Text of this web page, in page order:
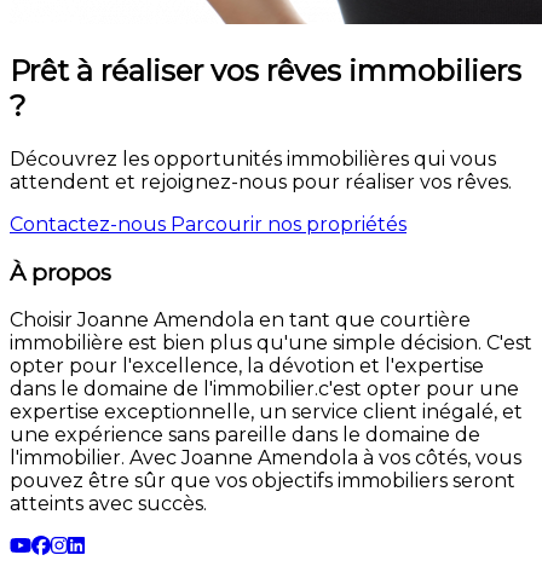
Prêt à réaliser vos rêves immobiliers
?
Découvrez les opportunités immobilières qui vous
attendent et rejoignez-nous pour réaliser vos rêves.
Contactez-nous Parcourir nos propriétés
À propos
Choisir Joanne Amendola en tant que courtière
immobilière est bien plus qu'une simple décision. C'est
opter pour l'excellence, la dévotion et l'expertise
dans le domaine de l'immobilier.c'est opter pour une
expertise exceptionnelle, un service client inégalé, et
une expérience sans pareille dans le domaine de
l'immobilier. Avec Joanne Amendola à vos côtés, vous
pouvez être sûr que vos objectifs immobiliers seront
atteints avec succès.